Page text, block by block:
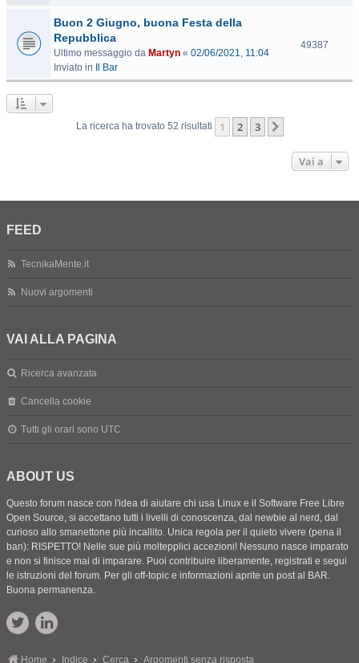
Buon 2 Giugno, buona Festa della
Repubblica
Ultimo messaggio da Martyn « 02/06/2021, 11:04
Inviato in
Il Bar
49387V
La ricerca ha trovato 52 risultati
1 2 3
Vai a
FEED
TecnikaMente.it
Nuovi argomenti
VAI ALLA PAGINA
Ricerca avanzata
Cancella cookie
Tutti gli orari sono UTC
ABOUT US
Questo forum nasce con l'idea di aiutare chi usa Linux e il Software Free Libre
Open Source, si accettano tutti i livelli di conoscenza, dal newbie al nerd, dal
curioso allo smanettone più incallito. Unica regola per il quieto vivere (pena il
ban): RISPETTO! Nelle sue più moltepplici accezioni! Nessuno nasce imparato
e non si finisce mai di imparare. Puoi contribuire liberamente, registrati e segui
le istruzioni del forum. Per gli off-topic e informazioni aprite un post al BAR.
Buona permanenza.
Home Indice Cerca Argomenti senza risposta